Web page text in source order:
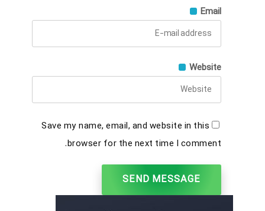
Email
Website
Save my name, email, and website in this
browser for the next time I comment.